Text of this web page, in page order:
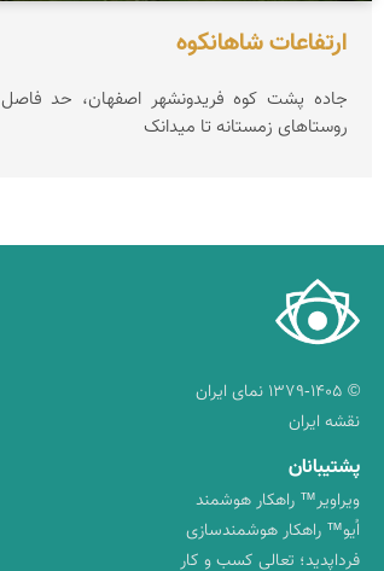
ارتفاعات شاهانکوه
جاده پشت کوه فریدونشهر اصفهان، حد فاصل
روستاهای زمستانه تا میدانک
© ۱۳۷۹-۱۴۰۵ نمای ایران
نقشه ایران
پشتیبانان
ویراویر™ راهکار هوشمند
اُیو™ راهکار هوشمندسازی
فرداپدید؛ تعالی کسب و کار